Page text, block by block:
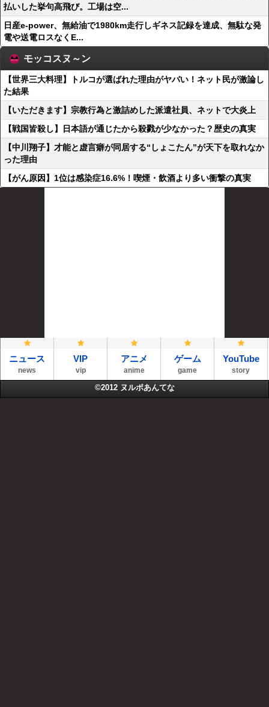
払いした挙句高飛び。工場は空...
日産e-power、無給油で1980km走行しギネス記録を達成、無駄な発
電や送電ロスなくE...
モッコスヌ～ン
【世界三大料理】トルコが選ばれた理由がヤバい！ネット民が激論し
た結果
【いただきます】宗教行為と激詰めした派遣社員、ネットで大炎上
【戦国皆殺し】日本語が通じたから殺戮が少なかった？歴史の真実
【中川翔子】才能と虚言癖が同居する“しょこたん”が天下を取れなか
った理由
【がん原因】1位は感染症16.6%！喫煙・飲酒より多い衝撃の真実
ニュース
news
VIP
vip
アニメ
anime
ゲーム
game
YouTube
story
©2012 ヌルポあんてな